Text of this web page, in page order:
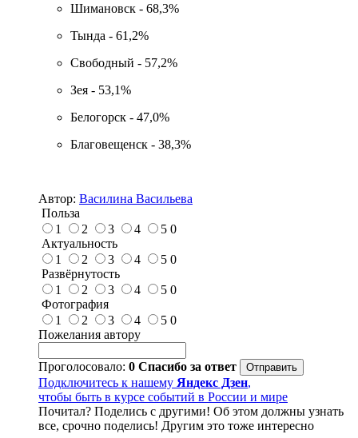
Шимановск - 68,3%
Тында - 61,2%
Свободный - 57,2%
Зея - 53,1%
Белогорск - 47,0%
Благовещенск - 38,3%
Автор: Василина Васильева
Польза
1
2 3 4 5 0
Актуальность
1
2 3 4 5 0
Развёрнутость
1
2 3 4 5 0
Фотография
1
2 3 4 5 0
Пожелания автору
Проголосовало: 0 Спасибо за ответ
Подключитесь к нашему Яндекс Дзен,
чтобы быть в курсе событий в России и мире
Почитал? Поделись с другими! Об этом должны узнать
все, срочно поделись! Другим это тоже интересно